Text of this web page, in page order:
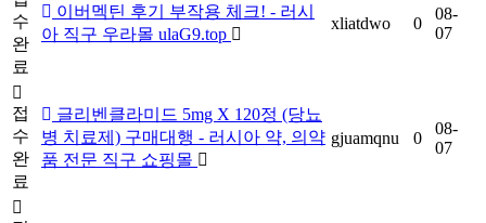
수
완
료
이버멕틴 후기 부작용 체크! - 러시
아 직구 우라몰 ulaG9.top
xliatdwo 0
08-
07
접
수
완
료
글리벤클라미드 5mg X 120정 (당뇨
병 치료제) 구매대행 - 러시아 약, 의약
품 전문 직구 쇼핑몰
gjuamqnu 0
08-
07